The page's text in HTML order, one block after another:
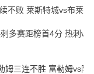
不败 莱斯特城vs布莱顿
多赛距榜首4分 热刺vs
姆三连不胜 富勒姆vs阿